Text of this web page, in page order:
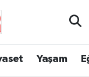
Yaşam